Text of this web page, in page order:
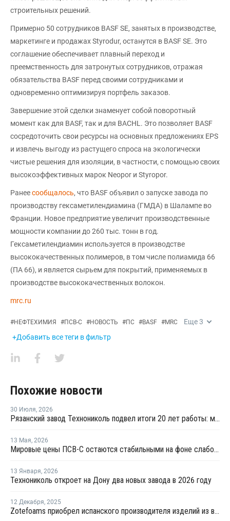
строительных решений.
Примерно 50 сотрудников BASF SE, занятых в производстве,
маркетинге и продажах Styrodur, останутся в BASF SE. Это
соглашение обеспечивает плавный переход и
преемственность для затронутых сотрудников, отражая
обязательства BASF перед своими сотрудниками и
одновременно оптимизируя портфель заказов.
Завершение этой сделки знаменует собой поворотный
момент как для BASF, так и для BACHL. Это позволяет BASF
сосредоточить свои ресурсы на основных предложениях EPS
и извлечь выгоду из растущего спроса на экологически
чистые решения для изоляции, в частности, с помощью своих
высокоэффективных марок Neopor и Styropor.
Ранеесообщалось, что BASF объявил о запуске завода по
производству гексаметилендиамина (ГМДА) в Шалампе во
Франции. Новое предприятие увеличит производственные
мощности компании до 260 тыс. тонн в год.
Гексаметилендиамин используется в производстве
высококачественных полимеров, в том числе полиамида 66
(ПА 66), и является сырьем для покрытий, применяемых в
производстве высококачественных волокон.
mrc.ru
#НЕФТЕХИМИЯ #ПСВ-С #НОВОСТЬ #ПС #BASF #MRC Еще3
+Добавить все теги в фильтр
Похожие новости
30 Июля, 2026
Рязанский завод Технониколь подвел итоги 20 лет работы: мощности выпуска XPS превышают 1 млн куб. м в год
13 Мая, 2026
Мировые цены ПСВ-С остаются стабильными на фоне слабого спроса
13 Января, 2026
Технониколь откроет на Дону два новых завода в 2026 году
12 Декабря, 2025
Zotefoams приобрел испанского производителя изделий из вспененных полиолефинов